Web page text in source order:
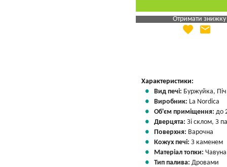
Отримати знижку
Яка Ваша ціна
favorite email
Характеристики:
Вид печі: Буржуйка,
Виробник: La Nordica
Об'єм приміщення: до
Дверцята: Зі склом, З
Поверхня: Варочна
Кожух печі: З каменем
Матеріал топки: Чавуна
Тип палива: Дровами